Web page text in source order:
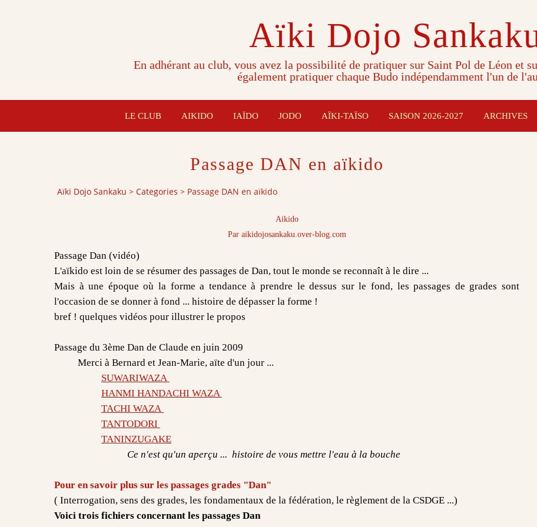
Aïki Dojo
En adhérant au club, vous avez la possibilité de pratiquer sur Saint Pol de Léon et
également pratiquer chaque Budo indépendamment l'un de
LE CLUB AIKIDO IAÏDO JODO AÏKI-TAÏSO SAISON 2026-2027 ARCHIVES
Passage DAN en aïkido
Aïki Dojo Sankaku > Categories > Passage DAN en aïkido
Aikido
Par aikidojosankaku.over-blog.com
Passage Dan (vidéo)
L'aïkido est loin de se résumer des passages de Dan, tout le monde se reconnaît à le dire ...
Mais à une époque où la forme a tendance à prendre le dessus sur le fond, les passages de grades sont
l'occasion de se donner à fond ... histoire de dépasser la forme !
bref ! quelques vidéos pour illustrer le propos
Passage du 3ème Dan de Claude en juin 2009
Merci à Bernard et Jean-Marie, aïte d'un jour ...
SUWARIWAZA
HANMI HANDACHI WAZA
TACHI WAZA
TANTODORI
TANINZUGAKE
Ce n'est qu'un aperçu ... histoire de vous mettre l'eau à la bouche
Pour en savoir plus sur les passages grades "Dan"
( Interrogation, sens des grades, les fondamentaux de la fédération, le règlement de la CSDGE ...)
Voici trois fichiers concernant les passages Dan